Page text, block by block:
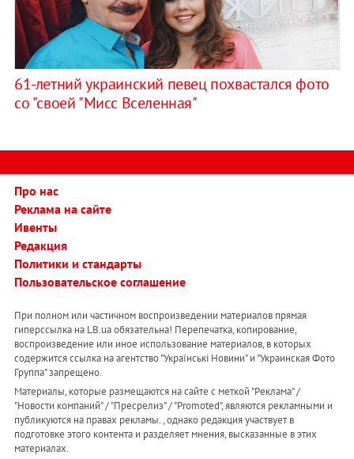
61-летний украинский певец похвастался фото
со "своей "Мисс Вселенная"
Про нас
Реклама на сайте
Ивенты
Редакция
Политики и стандарты
Пользовательское соглашение
При полном или частичном воспроизведении материалов прямая
гиперссылка на LB.ua обязательна! Перепечатка, копирование,
воспроизведение или иное использование материалов, в которых
содержится ссылка на агентство "Українськi Новини" и "Украинская Фото
Группа" запрещено.
Материалы, которые размещаются на сайте с меткой "Реклама" /
"Новости компаний" / "Пресрелиз" / "Promoted", являются рекламными и
публикуются на правах рекламы. , однако редакция участвует в
подготовке этого контента и разделяет мнения, высказанные в этих
материалах.